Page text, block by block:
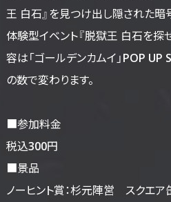
王 白石』を見つけ出し隠された暗
体験型イベント『脱獄王 白石を探
容は「ゴールデンカムイ」POP UP
の数で変わります。
■参加料金
税込300円
■景品
ノーヒント賞：杉元陣営 スクエア